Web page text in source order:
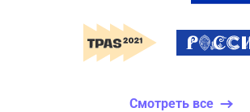
Смотреть все